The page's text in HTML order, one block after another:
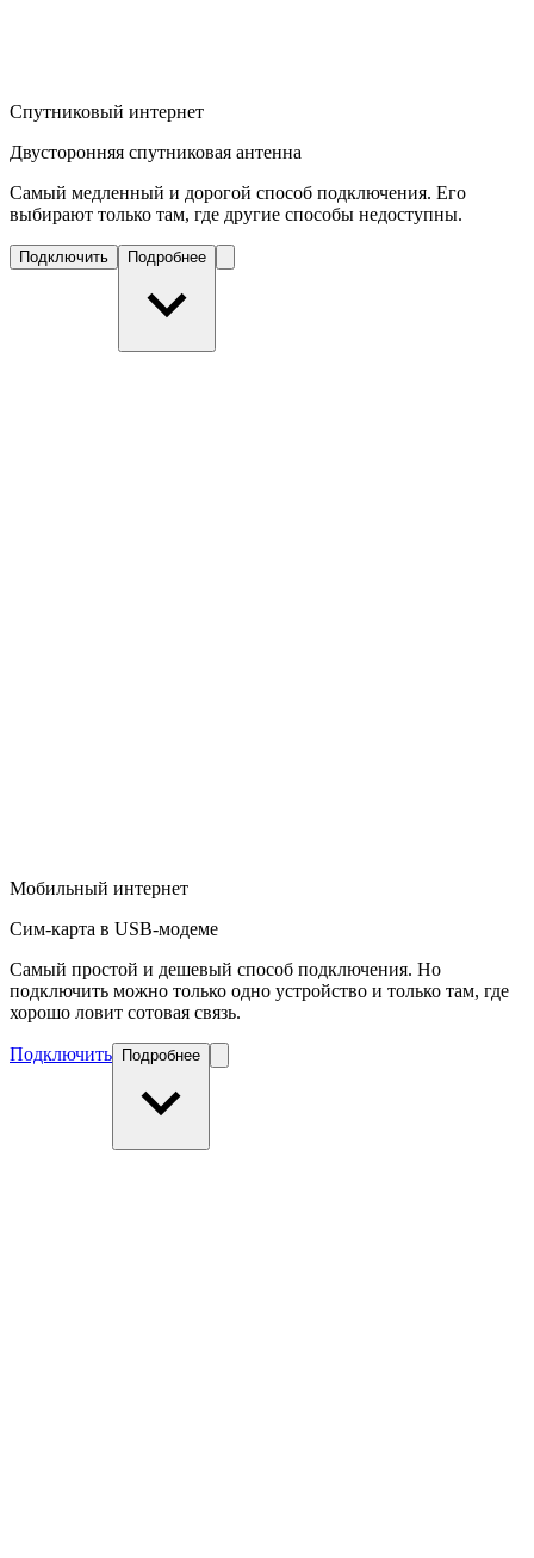
Спутниковый интернет
Двусторонняя спутниковая антенна
Самый медленный и дорогой способ подключения. Его
выбирают только там, где другие способы недоступны.
Подключить Подробнее
Мобильный интернет
Сим-карта в USB-модеме
Самый простой и дешевый способ подключения. Но
подключить можно только одно устройство и только там, где
хорошо ловит сотовая связь.
Подключить Подробнее